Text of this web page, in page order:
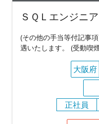
ＳＱＬエンジニア
(その他の手当等付記事
遇いたします。 (受動喫
大阪府
正社員